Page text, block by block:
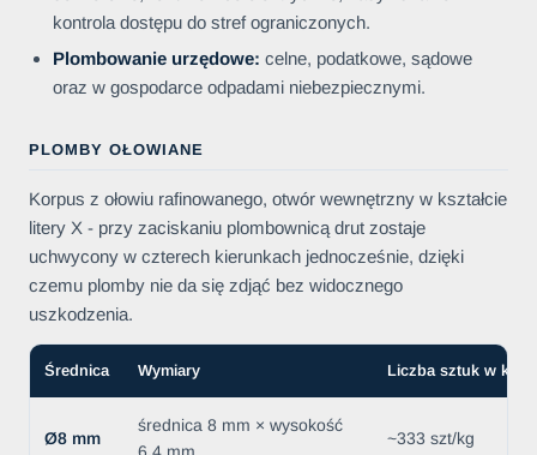
kontrola dostępu do stref ograniczonych.
Plombowanie urzędowe: celne, podatkowe, sądowe
oraz w gospodarce odpadami niebezpiecznymi.
PLOMBY OŁOWIANE
Korpus z ołowiu rafinowanego, otwór wewnętrzny w kształcie
litery X - przy zaciskaniu plombownicą drut zostaje
uchwycony w czterech kierunkach jednocześnie, dzięki
czemu plomby nie da się zdjąć bez widocznego
uszkodzenia.
Średnica Wymiary Liczba sztuk w kg
Ø8 mm
średnica 8 mm × wysokość
~333 szt/kg